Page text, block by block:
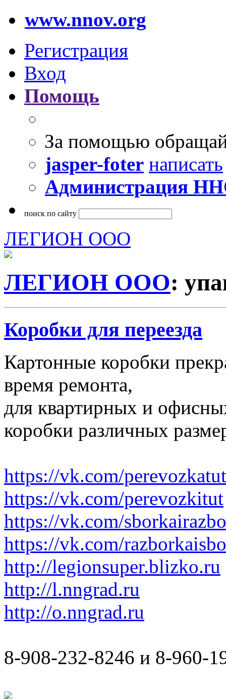
www.nnov.org
Регистрация
Вход
Помощь
За помощью
jasper-foter написать
Администрация
поиск по сайту
ЛЕГИОН ООО
ЛЕГИОН ООО:
Коробки для переезда
Картонные коробки
время ремонта,
для квартирных и
коробки различных
https://vk.com/perevozkatut
https://vk.com/perevozkitut
https://vk.com/
https://vk.com/
http://legionsuper.blizko.ru
http://l.nngrad.ru
http://o.nngrad.ru
8-908-232-8246 и 8-960-